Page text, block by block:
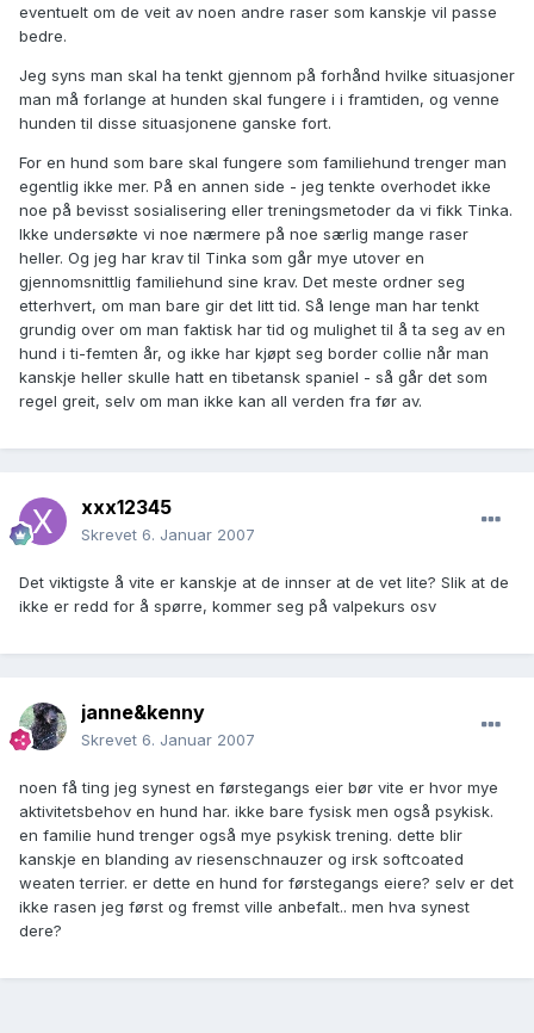
eventuelt om de veit av noen andre raser som kanskje vil passe
bedre.
Jeg syns man skal ha tenkt gjennom på forhånd hvilke situasjoner
man må forlange at hunden skal fungere i i framtiden, og venne
hunden til disse situasjonene ganske fort.
For en hund som bare skal fungere som familiehund trenger man
egentlig ikke mer. På en annen side - jeg tenkte overhodet ikke
noe på bevisst sosialisering eller treningsmetoder da vi fikk Tinka.
Ikke undersøkte vi noe nærmere på noe særlig mange raser
heller. Og jeg har krav til Tinka som går mye utover en
gjennomsnittlig familiehund sine krav. Det meste ordner seg
etterhvert, om man bare gir det litt tid. Så lenge man har tenkt
grundig over om man faktisk har tid og mulighet til å ta seg av en
hund i ti-femten år, og ikke har kjøpt seg border collie når man
kanskje heller skulle hatt en tibetansk spaniel - så går det som
regel greit, selv om man ikke kan all verden fra før av.
xxx12345
Skrevet 6. Januar 2007
Det viktigste å vite er kanskje at de innser at de vet lite? Slik at de
ikke er redd for å spørre, kommer seg på valpekurs osv
janne&kenny
Skrevet 6. Januar 2007
noen få ting jeg synest en førstegangs eier bør vite er hvor mye
aktivitetsbehov en hund har. ikke bare fysisk men også psykisk.
en familie hund trenger også mye psykisk trening. dette blir
kanskje en blanding av riesenschnauzer og irsk softcoated
weaten terrier. er dette en hund for førstegangs eiere? selv er det
ikke rasen jeg først og fremst ville anbefalt.. men hva synest
dere?